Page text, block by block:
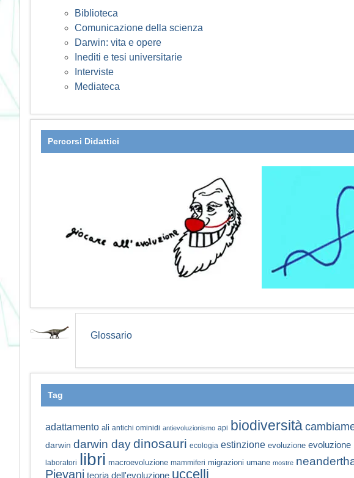
Biblioteca
Comunicazione della scienza
Darwin: vita e opere
Inediti e tesi universitarie
Interviste
Mediateca
Percorsi Didattici
Glossario
Tag
adattamento ali antichi ominidi antievoluzionismo api biodiversità
darwin darwin daydinosauri ecologia estinzione evoluzione evoluzione
laboratori libri macroevoluzione mammiferi migrazioni umane mostre
Pievani teoria dell'evoluzione uccelli